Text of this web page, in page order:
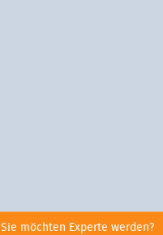
Sie möchten Experte werden?